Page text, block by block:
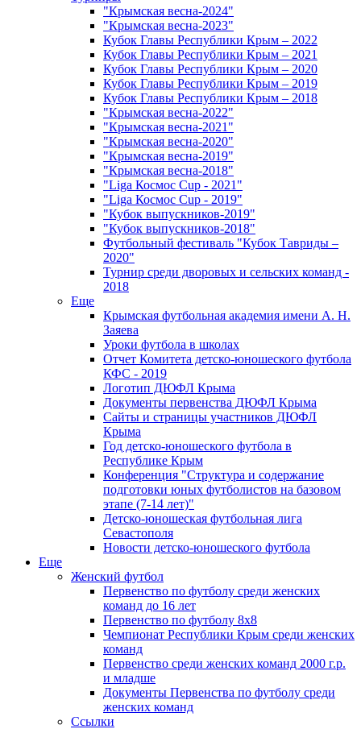
"Крымская весна-2024"
"Крымская весна-2023"
Кубок Главы Республики Крым – 2022
Кубок Главы Республики Крым – 2021
Кубок Главы Республики Крым – 2020
Кубок Главы Республики Крым – 2019
Кубок Главы Республики Крым – 2018
"Крымская весна-2022"
"Крымская весна-2021"
"Крымская весна-2020"
"Крымская весна-2019"
"Крымская весна-2018"
"Liga Космос Cup - 2021"
"Liga Космос Cup - 2019"
"Кубок выпускников-2019"
"Кубок выпускников-2018"
Футбольный фестиваль "Кубок Тавриды –
2020"
Турнир среди дворовых и сельских команд -
2018
Еще
Крымская футбольная академия имени А. Н.
Заяева
Уроки футбола в школах
Отчет Комитета детско-юношеского футбола
КФС - 2019
Логотип ДЮФЛ Крыма
Документы первенства ДЮФЛ Крыма
Сайты и страницы участников ДЮФЛ
Крыма
Год детско-юношеского футбола в
Республике Крым
Конференция "Структура и содержание
подготовки юных футболистов на базовом
этапе (7-14 лет)"
Детско-юношеская футбольная лига
Севастополя
Новости детско-юношеского футбола
Еще
Женский футбол
Первенство по футболу среди женских
команд до 16 лет
Первенство по футболу 8х8
Чемпионат Республики Крым среди женских
команд
Первенство среди женских команд 2000 г.р.
и младше
Документы Первенства по футболу среди
женских команд
Ссылки